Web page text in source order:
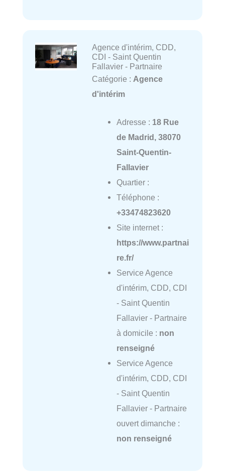
Agence d'intérim, CDD,
CDI - Saint Quentin
Fallavier - Partnaire
Catégorie : Agence
d'intérim
Adresse : 18 Rue
de Madrid, 38070
Saint-Quentin-
Fallavier
Quartier :
Téléphone :
+33474823620
Site internet :
https://www.partnai
re.fr/
Service Agence
d'intérim, CDD, CDI
- Saint Quentin
Fallavier - Partnaire
à domicile : non
renseigné
Service Agence
d'intérim, CDD, CDI
- Saint Quentin
Fallavier - Partnaire
ouvert dimanche :
non renseigné